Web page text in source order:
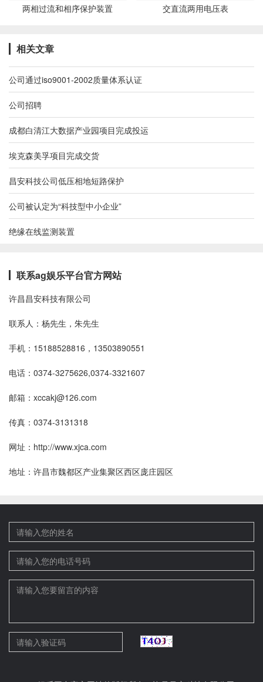
两相过流和相序保护装置 交直流两用电压表
相关文章
公司通过iso9001-2002质量体系认证
公司招聘
成都白清江大数据产业园项目完成投运
埃克森美孚项目完成交货
昌安科技公司低压相地短路保护
公司被认定为“科技型中小企业”
绝缘在线监测装置
联系ag娱乐平台官方网站
许昌昌安科技有限公司
联系人：杨先生，朱先生
手机：15188528816，13503890551
电话：0374-3275626,0374-3321607
邮箱： xccakj@126.com
传真：0374-3131318
网址：http://www.xjca.com
地址：许昌市魏都区产业集聚区西区庞庄园区